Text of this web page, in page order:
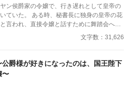
ン侯爵家の令嬢で、行き遅れとして皇帝の
ていた。 ある時、秘書長に独身の皇帝の花
言われ、直接令嬢と話すために舞踏会へと
ってしまい…？ この作品は、「小
載しております。
文字数：31,626
公爵様が好きになったのは、国王陛下
〜